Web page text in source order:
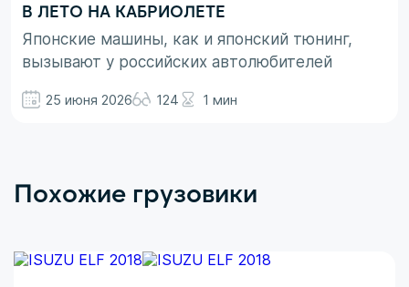
В ЛЕТО НА КАБРИОЛЕТЕ
Японские машины, как и японский тюнинг,
вызывают у российских автолюбителей
просто ассоциируются с вполне понятными
Здесь больше доминирует чувство безумного
25 июня 2026 124 1 мин
Похожие грузовики